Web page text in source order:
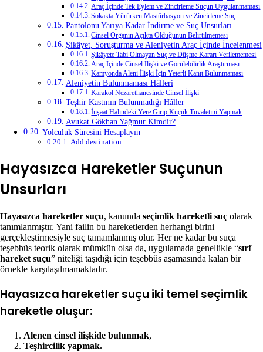
Araç İçinde Tek Eylem ve Zincirleme Suçun Uygulanmaması
Sokakta Yürürken Mastürbasyon ve Zincirleme Suç
Pantolonu Yarıya Kadar İndirme ve Suç Unsurları
Cinsel Organın Açıkta Olduğunun Belirtilmemesi
Şikâyet, Soruşturma ve Aleniyetin Araç İçinde İncelenmesi
Şikâyete Tabi Olmayan Suç ve Düşme Kararı Verilememesi
Araç İçinde Cinsel İlişki ve Görülebilirlik Araştırması
Kamyonda Aleni İlişki İçin Yeterli Kanıt Bulunmaması
Aleniyetin Bulunmaması Hâlleri
Karakol Nezarethanesinde Cinsel İlişki
Teşhir Kastının Bulunmadığı Hâller
İnşaat Halindeki Yere Girip Küçük Tuvaletini Yapmak
Avukat Gökhan Yağmur Kimdir?
Yolculuk Süresini Hesaplayın
Add destination
Hayasızca Hareketler Suçunun
Unsurları
Hayasızca hareketler suçu, kanunda seçimlik hareketli suç olarak
tanımlanmıştır. Yani failin bu hareketlerden herhangi birini
gerçekleştirmesiyle suç tamamlanmış olur. Her ne kadar bu suça
teşebbüs teorik olarak mümkün olsa da, uygulamada genellikle “sırf
hareket suçu” niteliği taşıdığı için teşebbüs aşamasında kalan bir
örnekle karşılaşılmamaktadır.
Hayasızca hareketler suçu iki temel seçimlik
hareketle oluşur:
Alenen cinsel ilişkide bulunmak,
Teşhircilik yapmak.